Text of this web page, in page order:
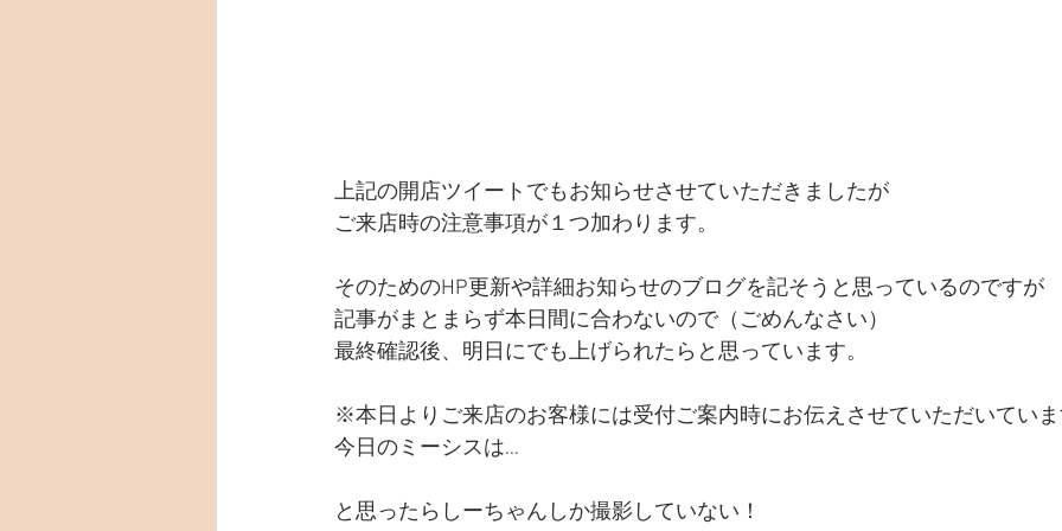
上記の開店ツイートでもお知らせさせていただきましたが
ご来店時の注意事項が１つ加わります。
そのためのHP更新や詳細お知らせのブログを記そうと思っているのですが
記事がまとまらず本日間に合わないので（ごめんなさい）
最終確認後、明日にでも上げられたらと思っています。
※本日よりご来店のお客様には受付ご案内時にお伝えさせていただいてい
今日のミーシスは…
と思ったらしーちゃんしか撮影していない！